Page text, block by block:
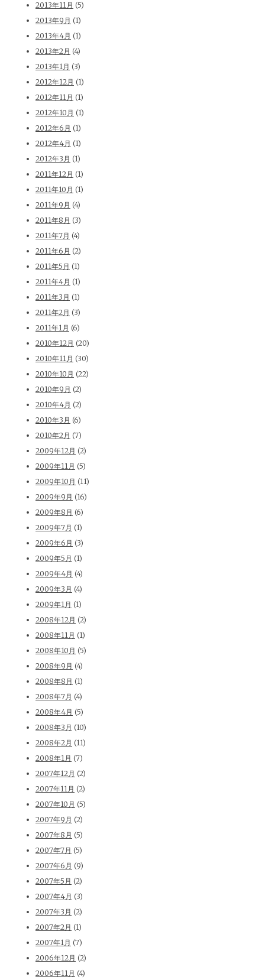
2013年11月 (5)
2013年9月 (1)
2013年4月 (1)
2013年2月 (4)
2013年1月 (3)
2012年12月 (1)
2012年11月 (1)
2012年10月 (1)
2012年6月 (1)
2012年4月 (1)
2012年3月 (1)
2011年12月 (1)
2011年10月 (1)
2011年9月 (4)
2011年8月 (3)
2011年7月 (4)
2011年6月 (2)
2011年5月 (1)
2011年4月 (1)
2011年3月 (1)
2011年2月 (3)
2011年1月 (6)
2010年12月 (20)
2010年11月 (30)
2010年10月 (22)
2010年9月 (2)
2010年4月 (2)
2010年3月 (6)
2010年2月 (7)
2009年12月 (2)
2009年11月 (5)
2009年10月 (11)
2009年9月 (16)
2009年8月 (6)
2009年7月 (1)
2009年6月 (3)
2009年5月 (1)
2009年4月 (4)
2009年3月 (4)
2009年1月 (1)
2008年12月 (2)
2008年11月 (1)
2008年10月 (5)
2008年9月 (4)
2008年8月 (1)
2008年7月 (4)
2008年4月 (5)
2008年3月 (10)
2008年2月 (11)
2008年1月 (7)
2007年12月 (2)
2007年11月 (2)
2007年10月 (5)
2007年9月 (2)
2007年8月 (5)
2007年7月 (5)
2007年6月 (9)
2007年5月 (2)
2007年4月 (3)
2007年3月 (2)
2007年2月 (1)
2007年1月 (7)
2006年12月 (2)
2006年11月 (4)